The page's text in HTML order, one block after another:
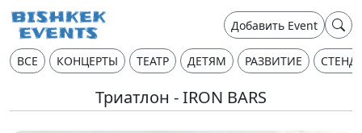
Добавить Event
ВСЕ КОНЦЕРТЫ ТЕАТР ДЕТЯМ РАЗВИТИЕ
Триатлон - IRON BARS